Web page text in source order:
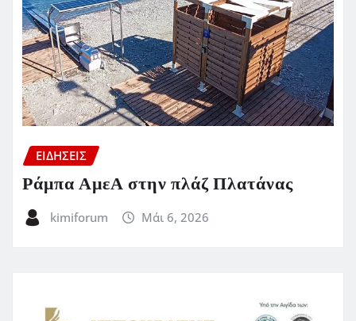
ΕΙΔΗΣΕΙΣ
Ράμπα ΑμεΑ στην πλάζ Πλατάνας
kimiforum Μάι 6, 2026